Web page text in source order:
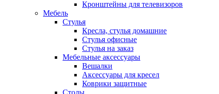
Кронштейны для телевизоров
Мебель
Стулья
Кресла, стулья домашние
Стулья офисные
Стулья на заказ
Мебельные аксессуары
Вешалки
Аксессуары для кресел
Коврики защитные
Столы